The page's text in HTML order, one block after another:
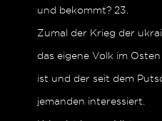
und bekommt? 23.
Zumal der Krieg der
das eigene Volk im
ist und der seit dem
jemanden interessiert.